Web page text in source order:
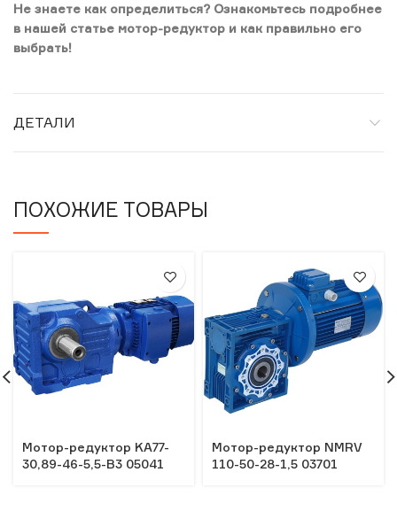
Не знаете как определиться? Ознакомьтесь подробнее
в нашей статье мотор-редуктор и как правильно его
выбрать!
ДЕТАЛИ
ПОХОЖИЕ ТОВАРЫ
Мотор-редуктор KA77-
30,89-46-5,5-В3 05041
Мотор-редуктор NMRV
110-50-28-1,5 03701